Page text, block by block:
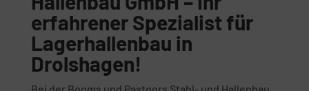
erfahrener Spezialist für
Lagerhallenbau in
Drolshagen!